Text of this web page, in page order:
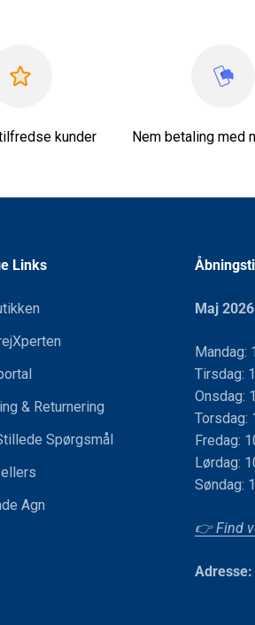
kunder Nem betaling med
Links
& Returnering
Spørgsmål
Agn
Maj
Mandag:
Tirsdag:
Onsdag:
Torsdag:
Fredag:
Lørdag:
Søndag:
👉 Find
Adresse: